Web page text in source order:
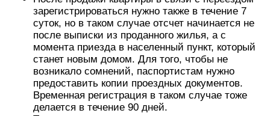
зарегистрироваться нужно также в течение 7
суток, но в таком случае отсчет начинается не
после выписки из проданного жилья, а с
момента приезда в населенный пункт, который
станет новым домом. Для того, чтобы не
возникало сомнений, паспортистам нужно
предоставить копии проездных документов.
Временная регистрация в таком случае тоже
делается в течение 90 дней.